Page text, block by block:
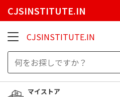
CJSINSTITUTE.IN
CJSINSTITUTE.IN
マイストア